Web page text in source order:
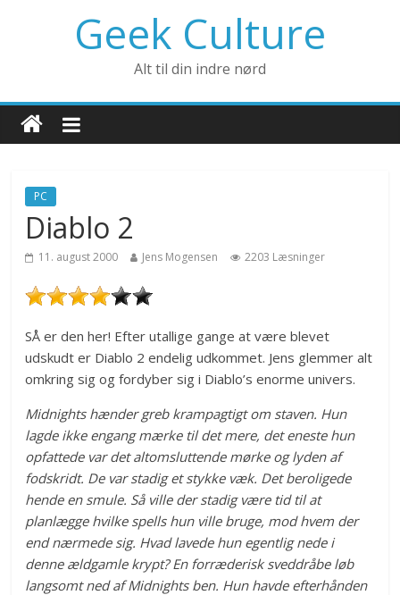
Geek Culture
Alt til din indre nørd
PC
Diablo 2
11. august 2000 Jens Mogensen 2203 Læsninger
SÅ er den her! Efter utallige gange at være blevet
udskudt er Diablo 2 endelig udkommet. Jens glemmer alt
omkring sig og fordyber sig i Diablo’s enorme univers.
Midnights hænder greb krampagtigt om staven. Hun
lagde ikke engang mærke til det mere, det eneste hun
opfattede var det altomsluttende mørke og lyden af
fodskridt. De var stadig et stykke væk. Det beroligede
hende en smule. Så ville der stadig være tid til at
planlægge hvilke spells hun ville bruge, mod hvem der
end nærmede sig. Hvad lavede hun egentlig nede i
denne ældgamle krypt? En forræderisk sveddråbe løb
langsomt ned af Midnights ben. Hun havde efterhånden